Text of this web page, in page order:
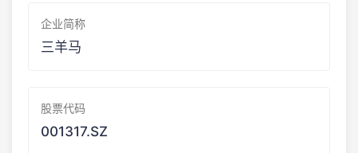
企业简称
三羊马
股票代码
001317.SZ